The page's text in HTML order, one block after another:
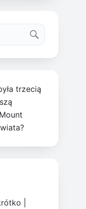
trzecią